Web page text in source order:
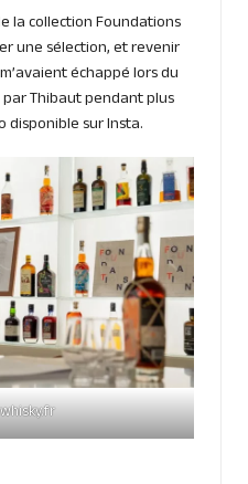
la collection Foundations
une sélection, et revenir
échappé lors du
Thibaut pendant plus
disponible surInsta.